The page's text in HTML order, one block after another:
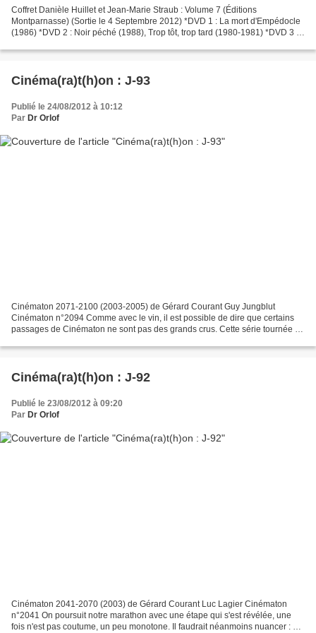
Coffret Danièle Huillet et Jean-Marie Straub : Volume 7 (Éditions
Montparnasse) (Sortie le 4 Septembre 2012) *DVD 1 : La mort d'Empédocle
(1986) *DVD 2 : Noir péché (1988), Trop tôt, trop tard (1980-1981) *DVD 3 :
Cinéma(ra)t(h)on : J-93
Publié le 24/08/2012 à 10:12
Par Dr Orlof
Cinématon 2071-2100 (2003-2005) de Gérard Courant Guy Jungblut
Cinématon n°2094 Comme avec le vin, il est possible de dire que certains
passages de Cinématon ne sont pas des grands crus. Cette série tournée au
Cinéma(ra)t(h)on : J-92
Publié le 23/08/2012 à 09:20
Par Dr Orlof
Cinématon 2041-2070 (2003) de Gérard Courant Luc Lagier Cinématon
n°2041 On poursuit notre marathon avec une étape qui s'est révélée, une
fois n'est pas coutume, un peu monotone. Il faudrait néanmoins nuancer : si